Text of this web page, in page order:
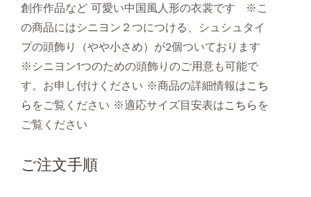
創作作品など 可愛い中国風人形の衣裳です ※こ
の商品にはシニヨン２つにつける、シュシュタイ
プの頭飾り（やや小さめ）が2個ついております
※シニヨン1つのための頭飾りのご用意も可能で
す。お申し付けください ※商品の詳細情報はこち
ら をご覧ください ※適応サイズ目安表はこちら を
ご覧ください
ご注文手順